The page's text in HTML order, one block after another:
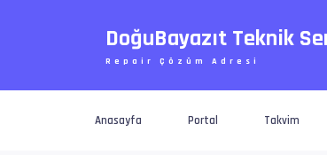
DoğuBayazıt Teknik
Repair Çözüm Adresi
Anasayfa Portal Takvim